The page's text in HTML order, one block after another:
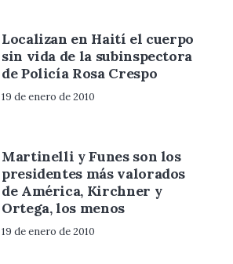
Localizan en Haití el cuerpo
sin vida de la subinspectora
de Policía Rosa Crespo
19 de enero de 2010
Martinelli y Funes son los
presidentes más valorados
de América, Kirchner y
Ortega, los menos
19 de enero de 2010